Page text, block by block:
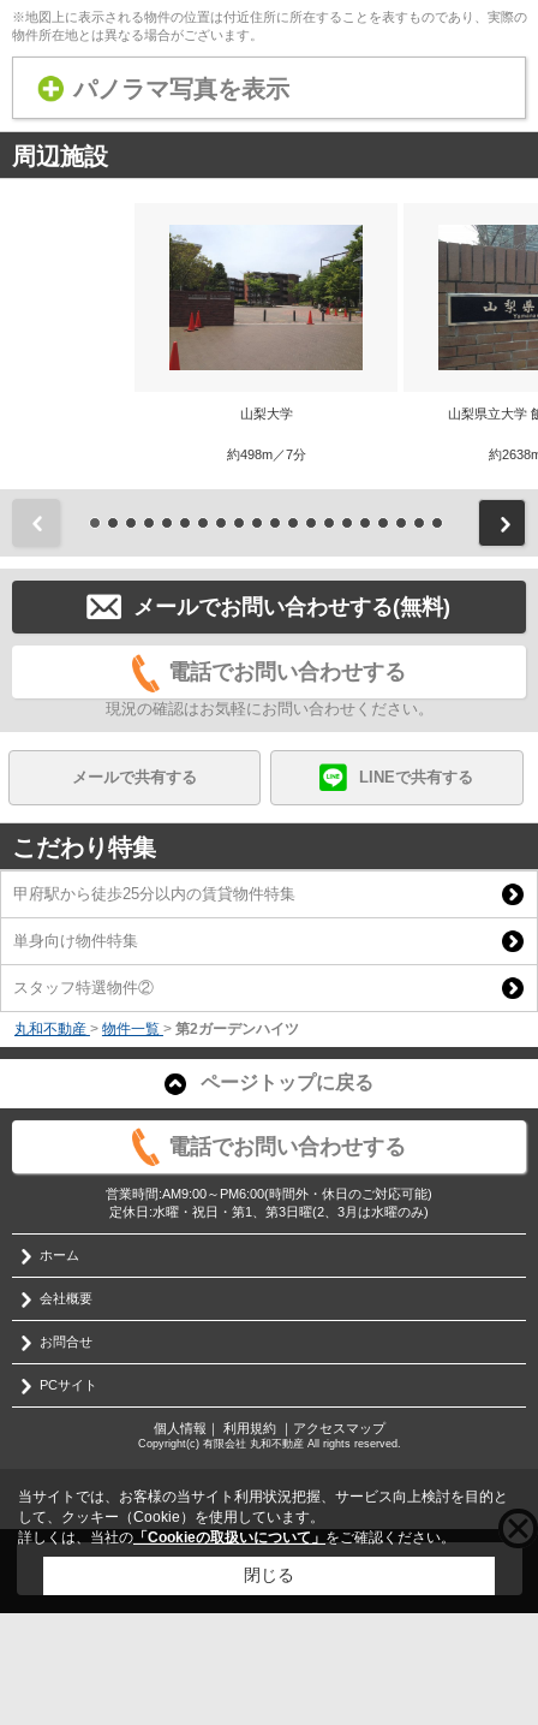
※地図上に表示される物件の位置は付近住所に所在することを表すものであり、実際の
物件所在地とは異なる場合がございます。
パノラマ写真を表示
周辺施設
山梨大学
約498m／7分
山梨県立大学
約
メールでお問い合わせする(無料)
電話でお問い合わせする
現況の確認はお気軽にお問い合わせください。
メールで共有する LINEで共有する
こだわり特集
甲府駅から徒歩25分以内の賃貸物件特集
単身向け物件特集
スタッフ特選物件②
丸和不動産 > 物件一覧 > 第2ガーデンハイツ
ページトップに戻る
電話でお問い合わせする
営業時間:AM9:00～PM6:00(時間外・休日のご対応可能)
定休日:水曜・祝日・第1、第3日曜(2、3月は水曜のみ)
ホーム
会社概要
お問合せ
PCサイト
個人情報 利用規約｜ アクセスマップ
Copyright(c) 有限会社 丸和不動産 All rights reserved.
こちらの物件をご覧の方にお勧めな物件
当サイトでは、お客様の当サイト利用状況把握、サービス向上検討を目的と
して、クッキー（Cookie）を使用しています。
詳しくは、当社の 「Cookieの取扱いについて」 をご確認ください。
閉じる